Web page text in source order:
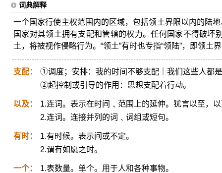
词典解释
一个国家行使主权范围内的区域，包括领土界限以内的陆
国家对其领土拥有支配和管辖的权力。任何国家不得破坏
土，将被视作侵略行为。“领土”有时也专指“领陆”，即领土
支配：
①调度；安排：我的时间不够支配｜我们这些人都
②起控制或引导的作用：思想支配着行动。
以及：
1.连词。表示在时间﹑范围上的延伸。犹言以至，
2.连词。连接并列的词﹑词组或短句。
有时：
1.有时候。表示间或不定。
2.谓有如愿之时。
一个：
1.表数量。单个。用于人和各种事物。